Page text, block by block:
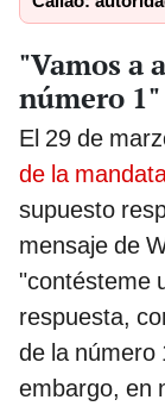
"Vamos a
número 1"
El 29 de
de la
supuesto
mensaje de
"contésteme
respuesta,
de la número
embargo, en